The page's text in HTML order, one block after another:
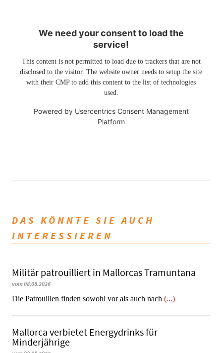
We need your consent to load the
service!
This content is not permitted to load due to trackers that are not
disclosed to the visitor. The website owner needs to setup the site
with their CMP to add this content to the list of technologies
used.
Powered by Usercentrics Consent Management
Platform
DAS KÖNNTE SIE AUCH
INTERESSIEREN
Militär patrouilliert in Mallorcas Tramuntana
vom 08.08.2026
Die Patrouillen finden sowohl vor als auch nach (...)
Mallorca verbietet Energydrinks für
Minderjährige